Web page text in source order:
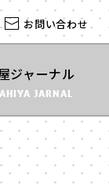
お問い合わせ
ジャーナル
JARNAL
形状 で探す
角箱
かぶせ式